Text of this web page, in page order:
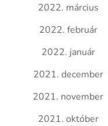
2022. március
2022. február
2022. január
2021. december
2021. november
2021. október